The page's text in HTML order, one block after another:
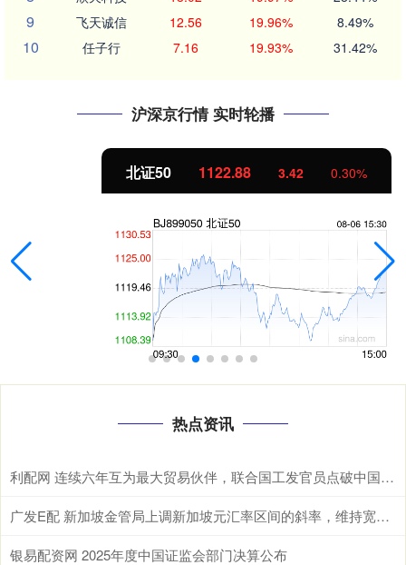
9 飞天诚信 12.56 19.96% 8.49%
10 任子行 7.16 19.93% 31.42%
沪深京行情 实时轮播
北证50 1122.88 3.42 0.30%
热点资讯
利配网 连续六年互为最大贸易伙伴，联合国工发官员点破中国东盟合作密码 据新华
广发E配 新加坡金管局上调新加坡元汇率区间的斜率，维持宽度和中点不变
银易配资网 2025年度中国证监会部门决算公布